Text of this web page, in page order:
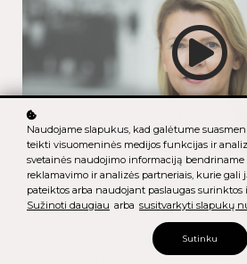
APIE RAMUNĘ
Lietuvos sveikatos mokslų universiteto
biomedicinos mokslų daktarė. Ji į
Naudojame slapukus, kad galėtume
teikti visuomeninės medijos funkcijas ir
svetainės naudojimo informaciją
reklamavimo ir analizės partneriais, kurie gali
pateiktos arba naudojant paslaugas surinktos
Sužinoti daugiau arba susitvarkyti slapukų
Sutinku